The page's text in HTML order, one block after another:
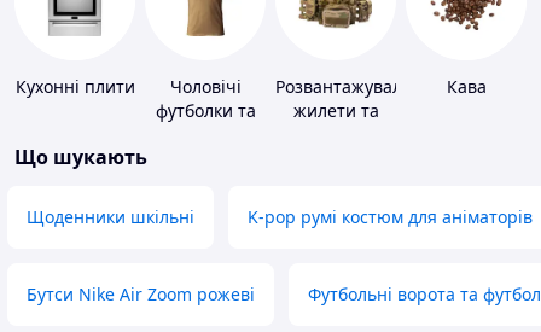
Кухонні плити
Чоловічі
футболки та
Розвантажувальні
жилети та
Кава
Що шукають
Щоденники шкільні K-pop румі костюм для аніматорів
Бутси Nike Air Zoom рожеві Футбольні ворота та